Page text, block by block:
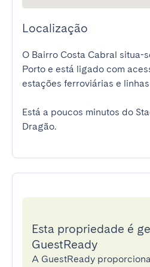
Localização
O Bairro Costa Cabral situa-
Porto e está ligado com
estações ferroviárias e
Está a poucos minutos do
Dragão.
Esta propriedade é
GuestReady
A GuestReady